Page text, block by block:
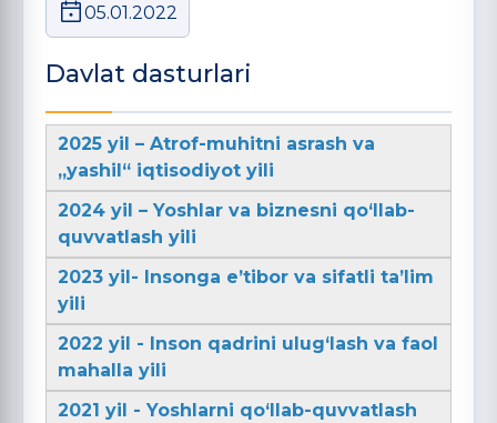
05.01.2022
Davlat dasturlari
2025 yil – Atrof-muhitni asrash va
„yashil“ iqtisodiyot yili
2024 yil – Yoshlar va biznesni qo‘llab-
quvvatlash yili
2023 yil- Insonga e’tibor va sifatli ta’lim
yili
2022 yil - Inson qadrini ulug‘lash va faol
mahalla yili
2021 yil - Yoshlarni qo‘llab-quvvatlash